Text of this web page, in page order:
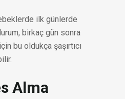
ilk günlerde
birkaç gün sonra
bu oldukça şaşırtıcı
Alma